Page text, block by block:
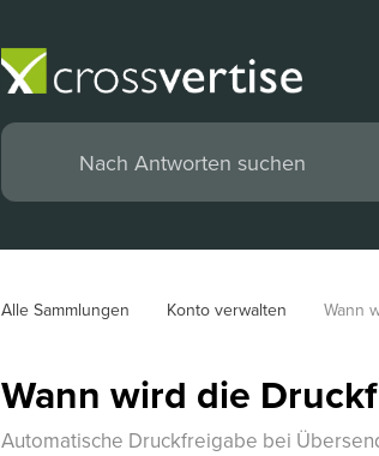
Alle Sammlungen Konto verwalten Wann
Wann wird die
Automatische Druckfreigabe bei